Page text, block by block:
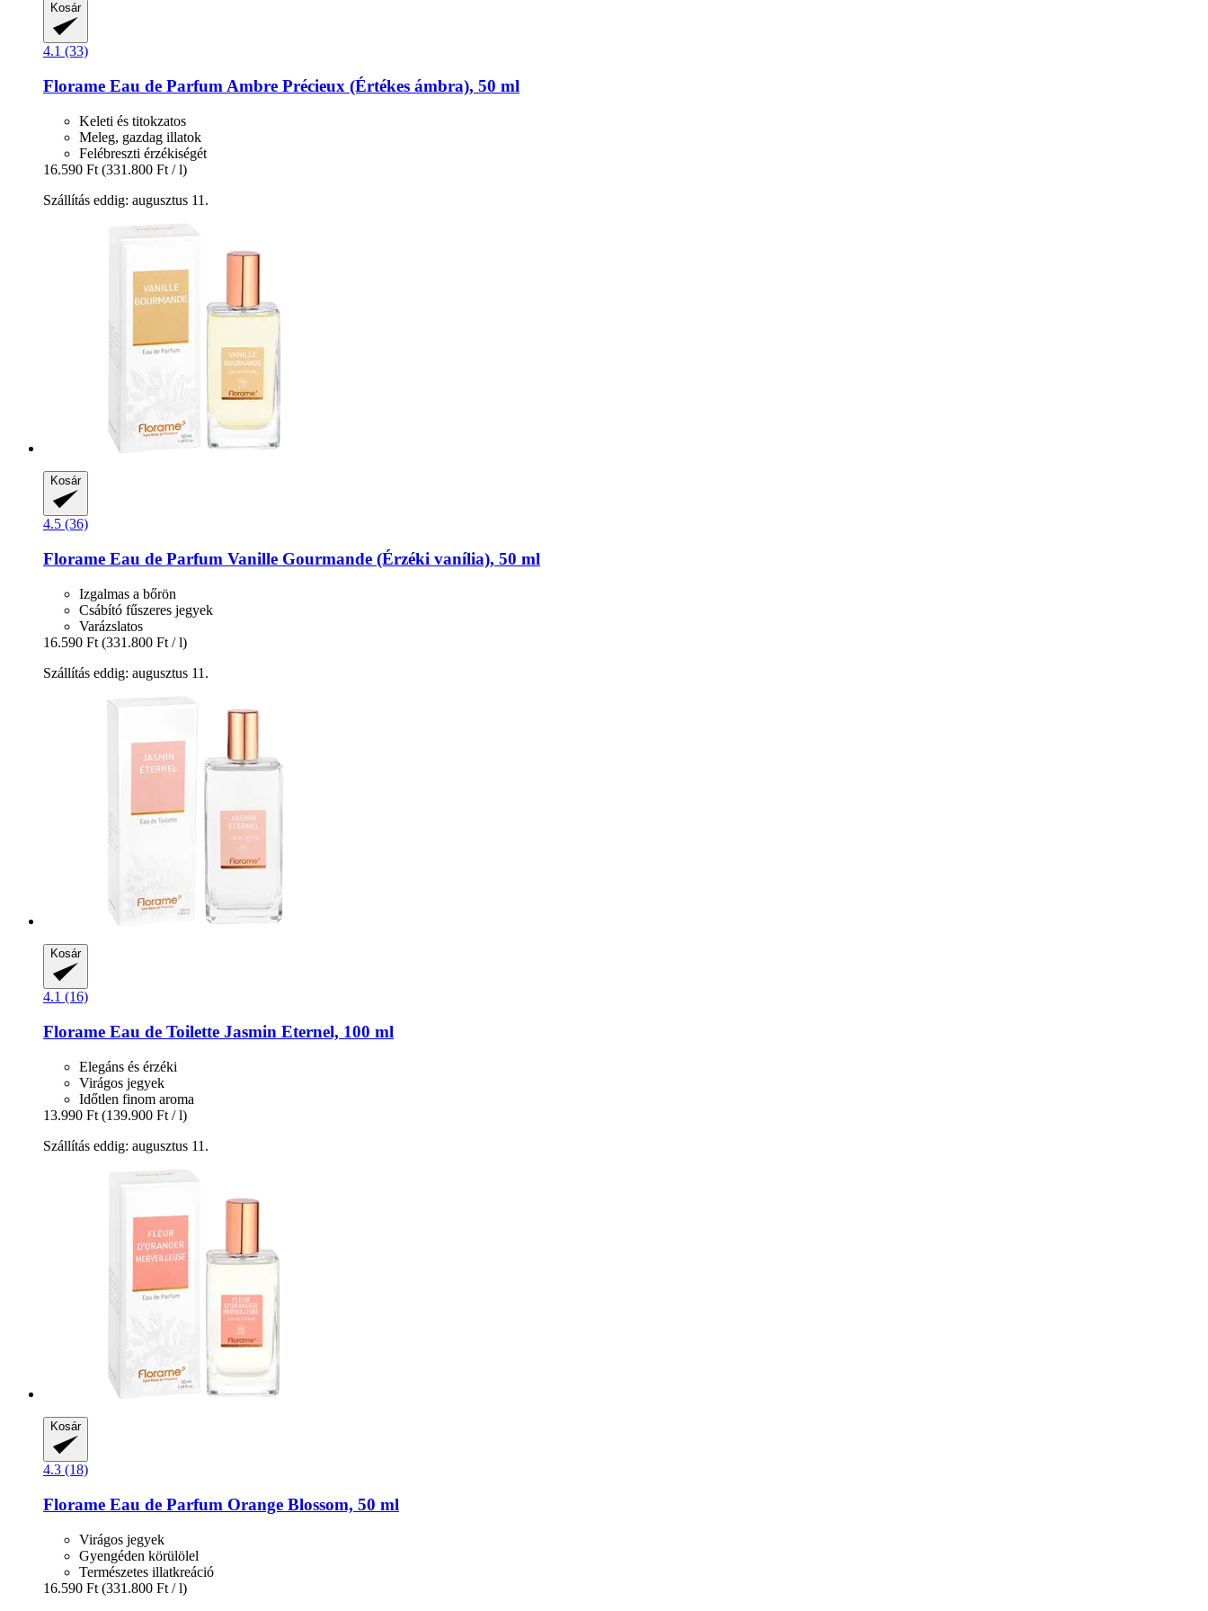
Kosár
4.1 (33)
Florame Eau de Parfum Ambre Précieux (Értékes ámbra), 50 ml
Keleti és titokzatos
Meleg, gazdag illatok
Felébreszti érzékiségét
16.590 Ft (331.800 Ft / l)
Szállítás eddig: augusztus 11.
Kosár
4.5 (36)
Florame Eau de Parfum Vanille Gourmande (Érzéki vanília), 50 ml
Izgalmas a bőrön
Csábító fűszeres jegyek
Varázslatos
16.590 Ft (331.800 Ft / l)
Szállítás eddig: augusztus 11.
Kosár
4.1 (16)
Florame Eau de Toilette Jasmin Eternel, 100 ml
Elegáns és érzéki
Virágos jegyek
Időtlen finom aroma
13.990 Ft (139.900 Ft / l)
Szállítás eddig: augusztus 11.
Kosár
4.3 (18)
Florame Eau de Parfum Orange Blossom, 50 ml
Virágos jegyek
Gyengéden körülölel
Természetes illatkreáció
16.590 Ft (331.800 Ft / l)